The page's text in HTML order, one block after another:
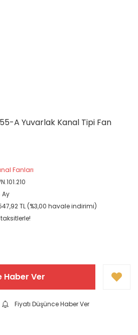
A Yuvarlak Kanal Tipi Fan
Fanları
Ay
TL (%3,00 havale indirimi)
Haber Ver
Fiyatı Düşünce Haber Ver